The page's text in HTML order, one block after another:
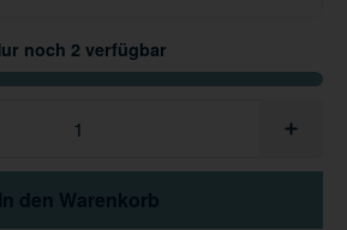
noch 2 verfügbar